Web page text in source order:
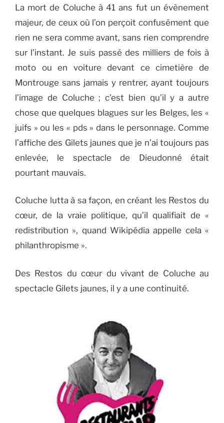
La mort de Coluche à 41 ans fut un évènement
majeur, de ceux où l’on perçoit confusément que
rien ne sera comme avant, sans rien comprendre
sur l’instant. Je suis passé des milliers de fois à
moto ou en voiture devant ce cimetière de
Montrouge sans jamais y rentrer, ayant toujours
l’image de Coluche ; c’est bien qu’il y a autre
chose que quelques blagues sur les Belges, les «
juifs » ou les « pds » dans le personnage. Comme
l’affiche des Gilets jaunes que je n’ai toujours pas
enlevée, le spectacle de Dieudonné était
pourtant mauvais.
Coluche lutta à sa façon, en créant les Restos du
cœur, de la vraie politique, qu’il qualifiait de «
redistribution », quand Wikipédia appelle cela «
philanthropisme ».
Des Restos du cœur du vivant de Coluche au
spectacle Gilets jaunes, il y a une continuité.